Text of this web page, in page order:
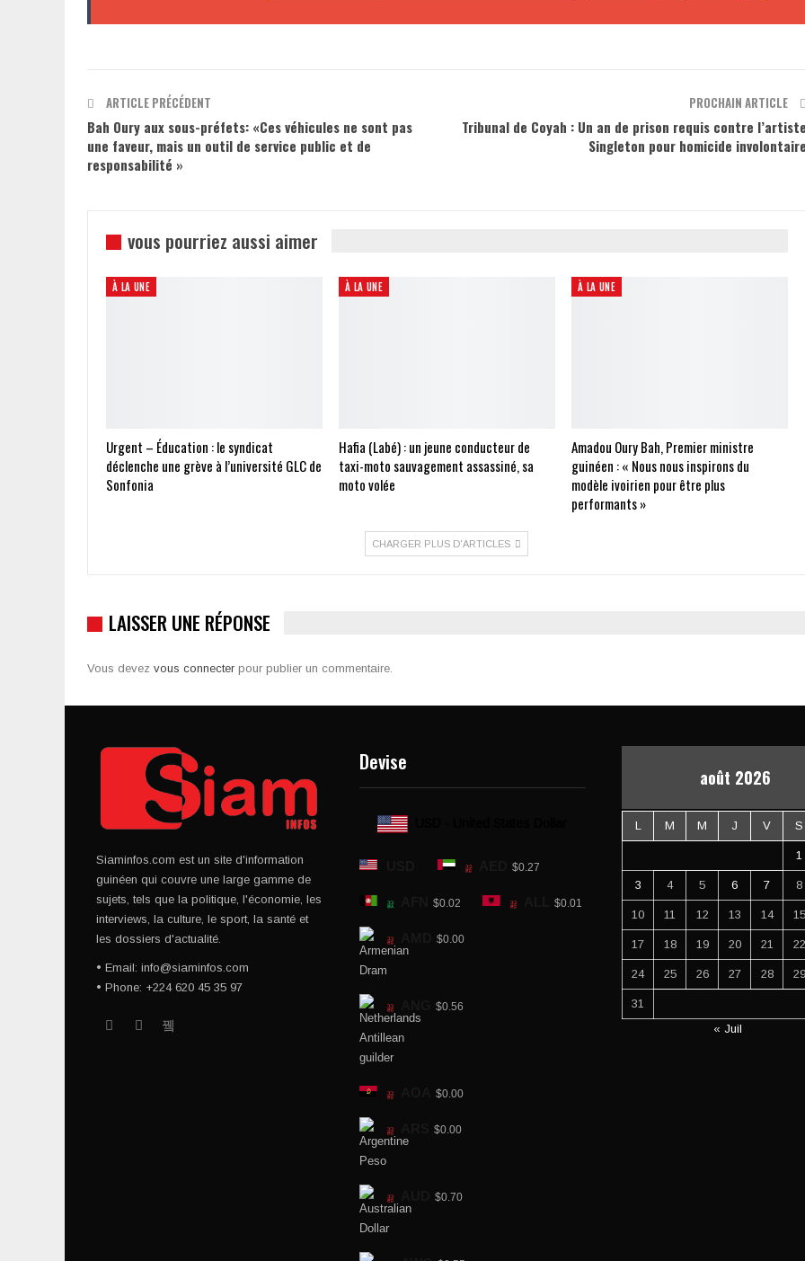
ARTICLE PRÉCÉDENT
Bah Oury aux sous-préfets: «Ces véhicules ne sont pas
une faveur, mais un outil de service public et de
responsabilité »
PROCHAIN ARTICLE
Tribunal de Coyah : Un an de prison requis contre
Singleton pour homicide
vous pourriez aussi aimer
À LA UNE
Urgent – Éducation : le syndicat
déclenche une grève à l’université GLC de
Sonfonia
À LA UNE
Hafia (Labé) : un jeune conducteur de
taxi-moto sauvagement assassiné, sa
moto volée
À LA UNE
Amadou Oury Bah, Premier ministre
guinéen : « Nous nous inspirons du
modèle ivoirien pour être plus
performants »
CHARGER PLUS D'ARTICLES
LAISSER UNE RÉPONSE
Vous devez vous connecter pour publier un commentaire.
Siaminfos.com est un site d'information
guinéen qui couvre une large gamme de
sujets, tels que la politique, l'économie, les
interviews, la culture, le sport, la santé et
les dossiers d'actualité.
• Email: info@siaminfos.com
• Phone: +224 620 45 35 97
Devise
$0.27
$0.02 $0.01
$0.00
$0.56
$0.00
$0.00
$0.70
août 2026
L M M J V S
1
3 4 5 6 7 8
10 11 12 13 14 15
17 18 19 20 21 22
24 25 26 27 28 29
31
« Juil